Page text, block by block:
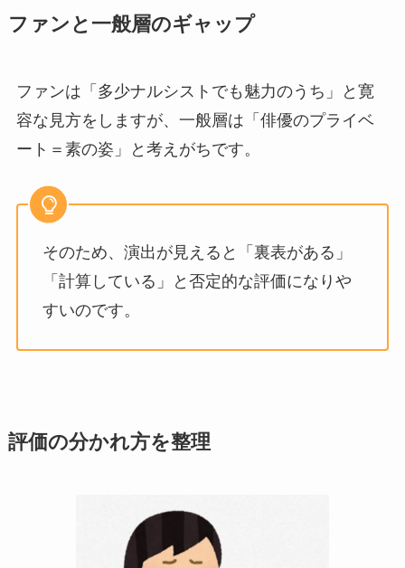
ファンと一般層のギャップ
ファンは「多少ナルシストでも魅力のうち」と寛
容な見方をしますが、一般層は「俳優のプライベ
ート＝素の姿」と考えがちです。
そのため、演出が見えると「裏表がある」
「計算している」と否定的な評価になりや
すいのです。
評価の分かれ方を整理